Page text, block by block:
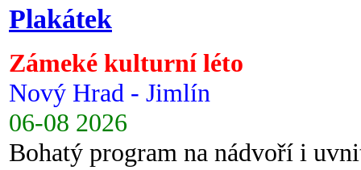
Plakátek
Zámeké kulturní léto
Nový Hrad - Jimlín
06-08 2026
Bohatý program na nádvoří i